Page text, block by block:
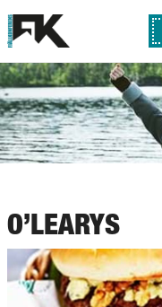
O’LEARYS